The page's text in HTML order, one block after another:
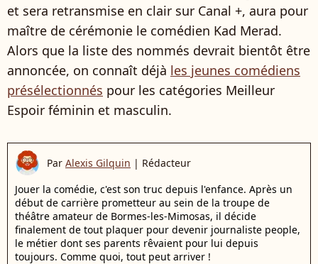
et sera retransmise en clair sur Canal +, aura pour
maître de cérémonie le comédien Kad Merad.
Alors que la liste des nommés devrait bientôt être
annoncée, on connaît déjà les jeunes comédiens
présélectionnés pour les catégories Meilleur
Espoir féminin et masculin.
Par Alexis Gilquin | Rédacteur
Jouer la comédie, c'est son truc depuis l'enfance. Après un
début de carrière prometteur au sein de la troupe de
théâtre amateur de Bormes-les-Mimosas, il décide
finalement de tout plaquer pour devenir journaliste people,
le métier dont ses parents rêvaient pour lui depuis
toujours. Comme quoi, tout peut arriver !